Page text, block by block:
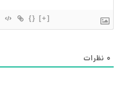
{} [+]
۰ نظرات